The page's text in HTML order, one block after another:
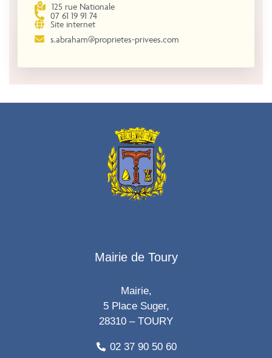
125 rue Nationale
07 61 19 91 74
Site internet
s.abraham@proprietes-privees.com
Mairie de Toury
Mairie,
5 Place Suger,
28310 – TOURY
02 37 90 50 60